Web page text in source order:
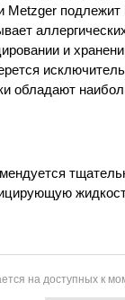
и
обладают
на доступных к